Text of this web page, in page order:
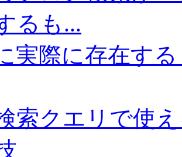
るも...
実際に存在す
索クエリで使